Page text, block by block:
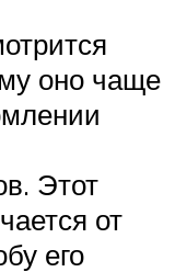
оно чаще
Этот
от
его